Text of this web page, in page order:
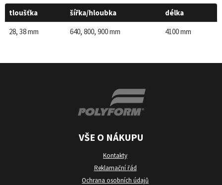
tloušťka šířka/hloubka
délka
28, 38 mm
640, 800, 900 mm 4100 mm
VŠE O NÁKUPU
Kontakty
Reklamační řád
Ochrana osobních údajů